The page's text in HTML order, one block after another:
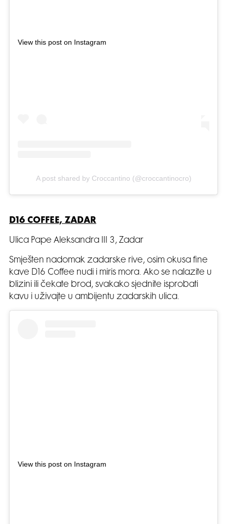
View this post on Instagram
A post shared by Croccantino (@croccantinocro)
D16 COFFEE, ZADAR
Ulica Pape Aleksandra III 3, Zadar
Smješten nadomak zadarske rive, osim okusa fine
kave D16 Coffee nudi i miris mora. Ako se nalazite u
blizini ili čekate brod, svakako sjednite isprobati
kavu i uživajte u ambijentu zadarskih ulica.
View this post on Instagram